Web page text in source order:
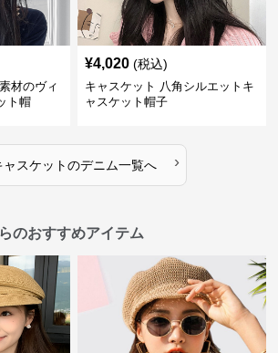
材のヴィ
ト帽
¥4,020 (税込)
キャスケット 八角シルエットキ
ャスケット帽子
ャスケットのデニム一覧へ ›
のおすすめアイテム